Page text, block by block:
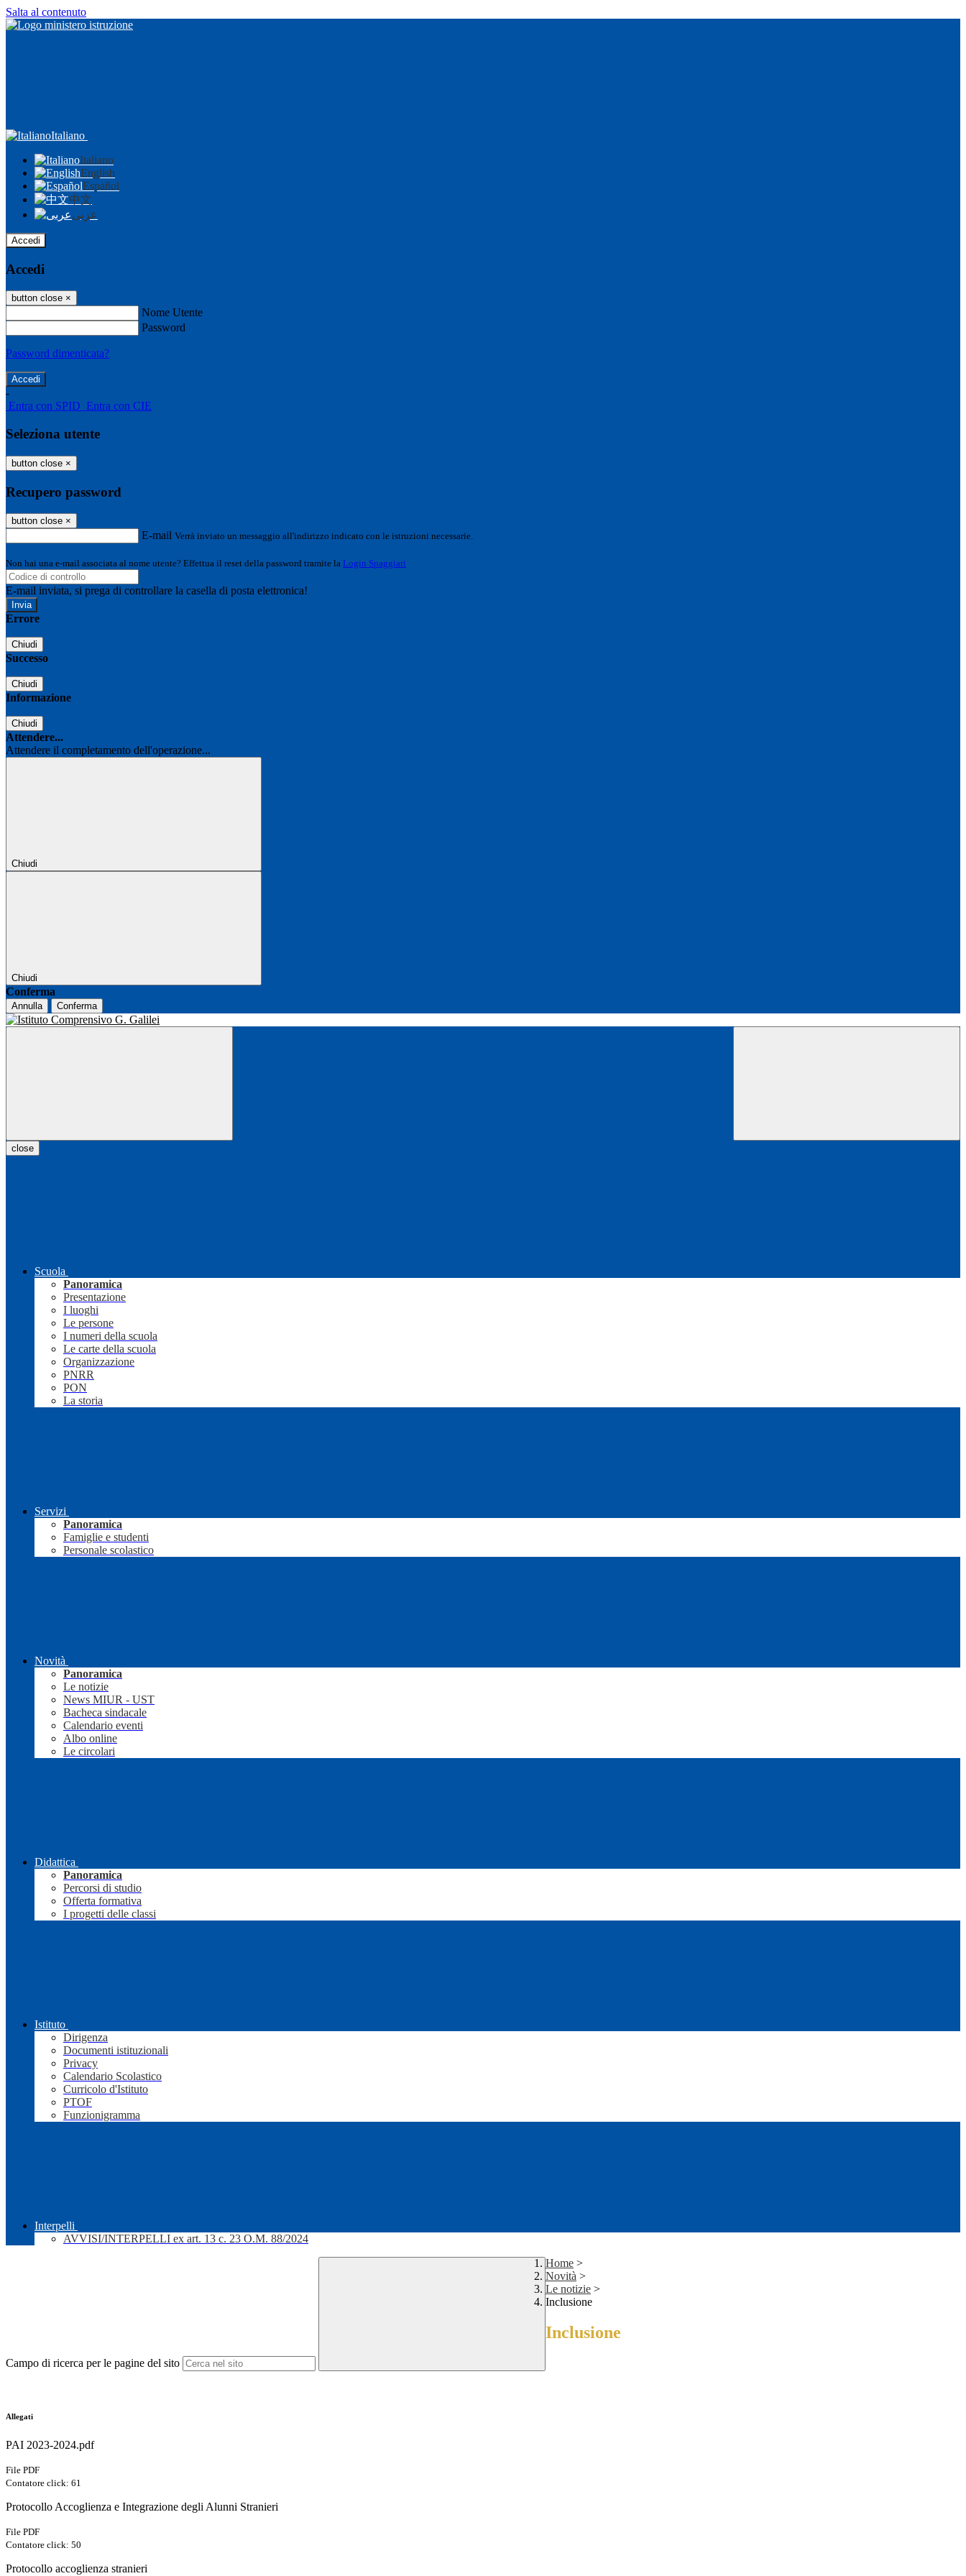
Salta al contenuto
Italiano
Italiano
English
Español
中文
عربى
Accedi
Accedi
button close ×
Nome Utente
Password
Password dimenticata?
-
Entra con SPID Entra con CIE
Seleziona utente
button close ×
Recupero password
button close ×
E-mail Verrà inviato un messaggio all'indirizzo indicato con le istruzioni necessarie.
Non hai una e-mail associata al nome utente? Effettua il reset della password tramite la Login Spaggiari
E-mail inviata, si prega di controllare la casella di posta elettronica!
Errore
Chiudi
Successo
Chiudi
Informazione
Chiudi
Attendere...
Attendere il completamento dell'operazione...
Chiudi
Chiudi
Conferma
Annulla Conferma
close
Scuola
Panoramica
Presentazione
I luoghi
Le persone
I numeri della scuola
Le carte della scuola
Organizzazione
PNRR
PON
La storia
Servizi
Panoramica
Famiglie e studenti
Personale scolastico
Novità
Panoramica
Le notizie
News MIUR - UST
Bacheca sindacale
Calendario eventi
Albo online
Le circolari
Didattica
Panoramica
Percorsi di studio
Offerta formativa
I progetti delle classi
Istituto
Dirigenza
Documenti istituzionali
Privacy
Calendario Scolastico
Curricolo d'Istituto
PTOF
Funzionigramma
Interpelli
AVVISI/INTERPELLI ex art. 13 c. 23 O.M. 88/2024
Campo di ricerca per le pagine del sito
Home >
Novità >
Le notizie >
Inclusione
Inclusione
Allegati
PAI 2023-2024.pdf
File PDF
Contatore click: 61
Protocollo Accoglienza e Integrazione degli Alunni Stranieri
File PDF
Contatore click: 50
Protocollo accoglienza stranieri